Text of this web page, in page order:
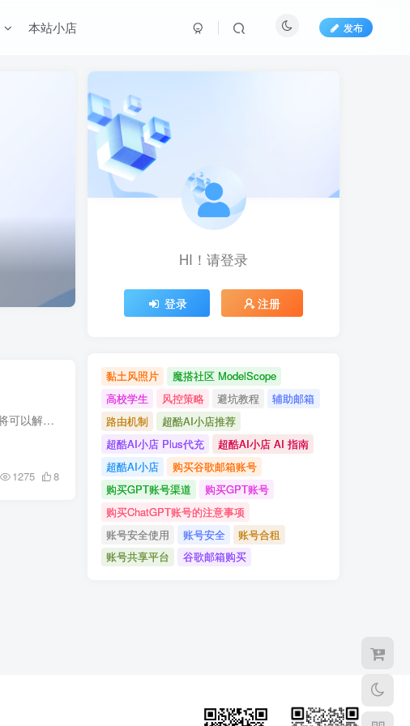
本站小店 发布
根据OpenAI的最新规定，ChatGPT Plus的订阅费用大约是每月20美元，支付后用户将可以解锁更强大的模型、优先访问和更快速的响应。
1275 8
HI！请登录
登录 注册
HI！请登录
登录 注册
黏土风照片
魔搭社区 ModelScope
高校学生
风控策略 避坑教程
辅助邮箱
路由机制
超酷AI小店推荐
超酷AI小店 Plus代充
超酷AI小店 AI 指南
超酷AI小店
购买谷歌邮箱账号
购买GPT账号渠道
购买GPT账号
购买ChatGPT账号的注意事项
账号安全使用
账号安全
账号合租
账号共享平台
谷歌邮箱购买